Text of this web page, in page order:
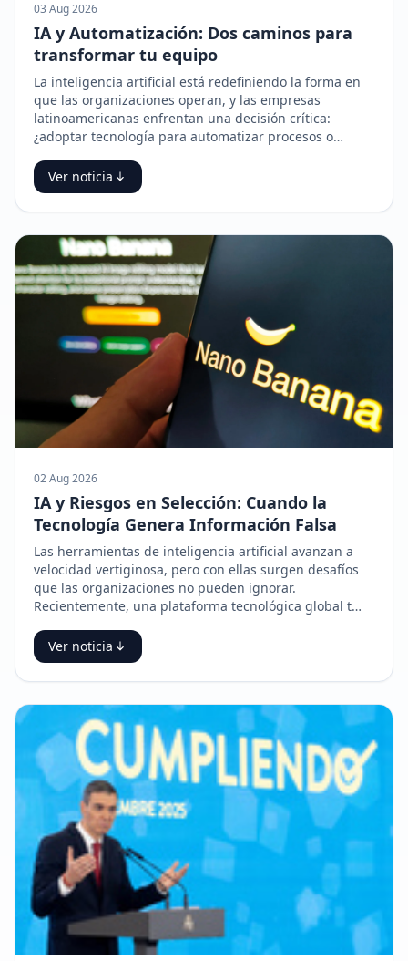
03 Aug 2026
IA y Automatización: Dos caminos para
transformar tu equipo
La inteligencia artificial está redefiniendo la forma en
que las organizaciones operan, y las empresas
latinoamericanas enfrentan una decisión crítica:
¿adoptar tecnología para automatizar procesos o…
Ver noticia
02 Aug 2026
IA y Riesgos en Selección: Cuando la
Tecnología Genera Información Falsa
Las herramientas de inteligencia artificial avanzan a
velocidad vertiginosa, pero con ellas surgen desafíos
que las organizaciones no pueden ignorar.
Recientemente, una plataforma tecnológica global t…
Ver noticia